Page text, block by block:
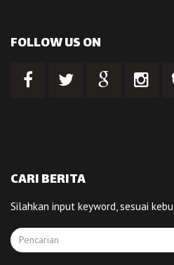
FOLLOW US ON
CARI BERITA
Silahkan input keyword, sesuai